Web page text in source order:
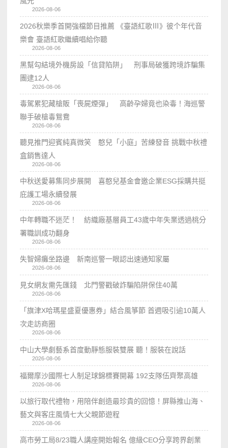
2026-08-06
2026秋樂季首開強檔節目推薦 《臺語紅歌Ⅲ》彼个年代音
樂會 臺語紅歌繼續唱給你聽
2026-08-06
黑幫勾結境外機房設「信貸陷阱」 刑事局破獲跨境詐騙集
團逮12人
2026-08-06
毒駕累犯藏槍販「喪屍煙彈」 高齡孕婦竟也染毒！海巡警
聯手破槍毒鴛鴦
2026-08-06
聽見推門迎賓純真微笑 憨兒「小庭」苦練發音 挑戰中秋禮
盒銷售達人
2026-08-06
中秋送愛募集同步展開 喜憨兒基金會邀企業ESG採購共挺
庇護工場永續發展
2026-08-06
中年轉職不迷茫！ 紡織廠基層員工43歲中年失業透過桃分
署職訓成功翻身
2026-08-06
失智婦癱坐路邊 新南巡警一眼認出速通知家屬
2026-08-06
見女網友需先匯錢 北門警戳破詐騙陷阱保住40萬
2026-08-06
「旗津X哈瑪星盛夏優惠券」結合風箏節 首週吸引逾10萬人
次走訪商圈
2026-08-06
中山大學劇藝系首度動靜態服裝雙展 聽！服裝在說話
2026-08-06
福爾摩沙國際七人制足球錦標賽開幕 192支隊伍齊聚高雄
2026-08-06
以旅行取代禮物，用陪伴創造最珍貴的回憶！屏縣推山海、
藝文與客庄風情七大父親節遊程
2026-08-06
高市勞工局8/23職人講座開始報名 億級CEO分享跨界創業